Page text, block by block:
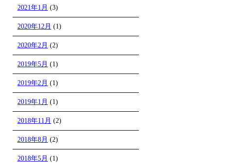
2021年1月 (3)
2020年12月 (1)
2020年2月 (2)
2019年5月 (1)
2019年2月 (1)
2019年1月 (1)
2018年11月 (2)
2018年8月 (2)
2018年5月 (1)